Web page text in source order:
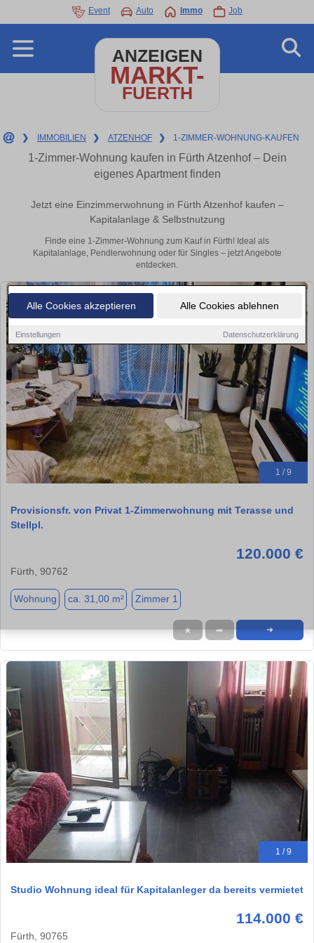
Alle Cookies akzeptieren Alle Cookies ablehnen
Einstellungen Datenschutzerklärung
Event Auto Immo Job
ANZEIGEN
MARKT-
FUERTH
❯ IMMOBILIEN ❯ ATZENHOF ❯ 1-ZIMMER-WOHNUNG-KAUFEN
1-Zimmer-Wohnung kaufen in Fürth Atzenhof – Dein
eigenes Apartment finden
Jetzt eine Einzimmerwohnung in Fürth Atzenhof kaufen –
Kapitalanlage & Selbstnutzung
Finde eine 1-Zimmer-Wohnung zum Kauf in Fürth! Ideal als
Kapitalanlage, Pendlerwohnung oder für Singles – jetzt Angebote
entdecken.
1 / 9
Provisionsfr. von Privat 1-Zimmerwohnung mit Terasse und
Stellpl.
120.000 €
Fürth, 90762
Wohnung ca. 31,00 m² Zimmer 1
★ ➦ ➜
1 / 9
Studio Wohnung ideal für Kapitalanleger da bereits vermietet
114.000 €
Fürth, 90765